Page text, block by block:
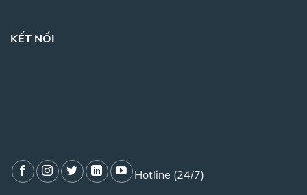
KẾT NỐI
Hotline (24/7)